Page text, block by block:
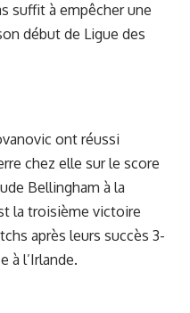
suffit à empêcher une
début de Ligue des
ont réussi
chez elle sur le score
Bellingham à la
la troisième victoire
après leurs succès 3-
à l’Irlande.